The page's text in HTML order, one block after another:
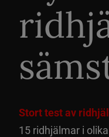
Stort test av
15 ridhjälmar i